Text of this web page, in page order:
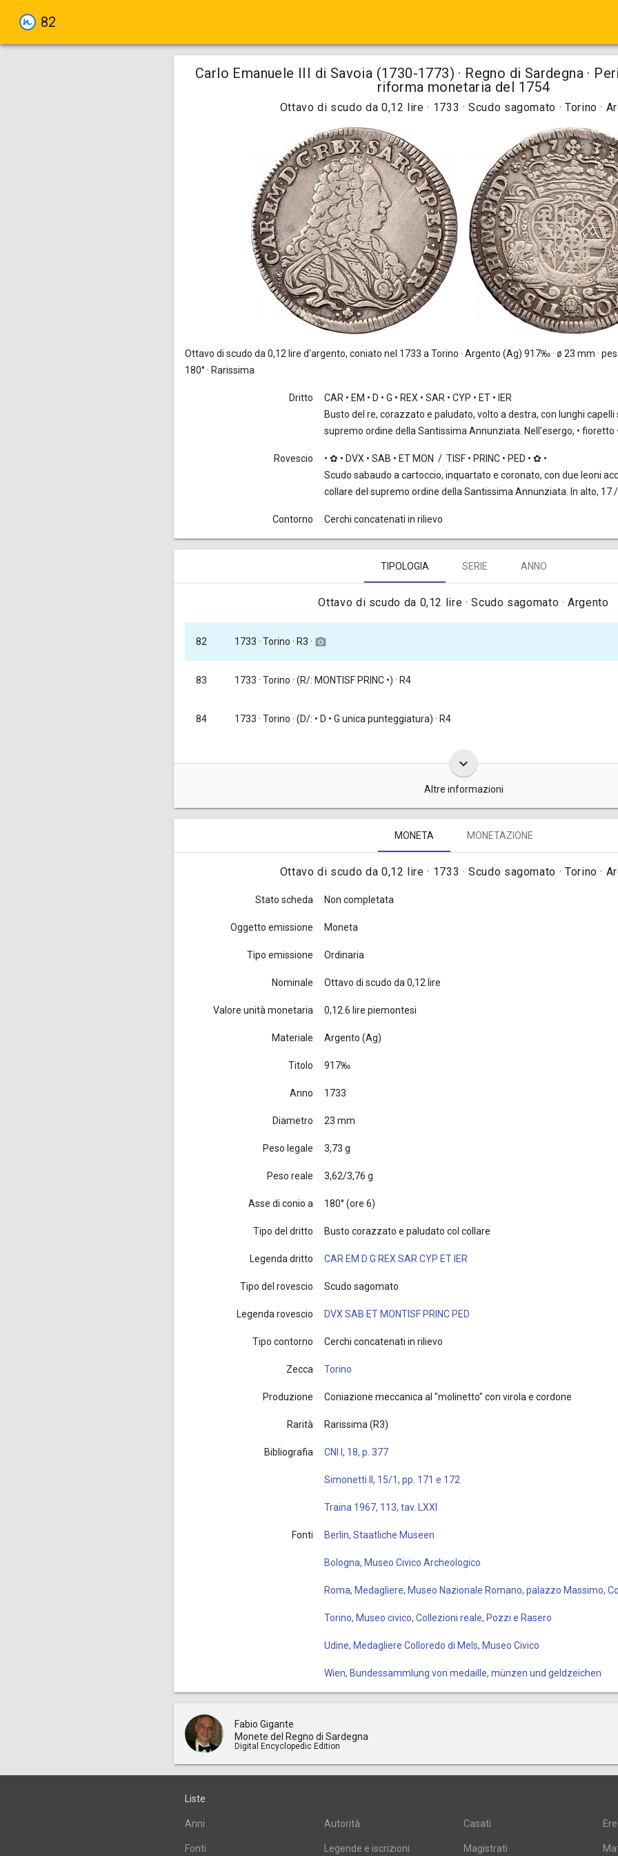
82
Carlo Emanuele III di Savoia (1730-1773) · Regno di Sardegna ·
riforma monetaria del 1754
Ottavo di scudo da 0,12 lire · 1733 · Scudo sagomato · Torino ·
Ottavo di scudo da 0,12 lire d'argento, coniato nel 1733 a Torino · Argento (Ag) 917‰ · ø 23 mm ·
180° · Rarissima
Dritto
CAR • EM • D • G • REX • SAR • CYP • ET • IER
Busto del re, corazzato e paludato, volto a destra, con lunghi capelli
supremo ordine della Santissima Annunziata. Nell'esergo, • fioretto
Rovescio
• ✿ • DVX • SAB • ET MON / TISF • PRINC • PED • ✿ •
Scudo sabaudo a cartoccio, inquartato e coronato, con due leoni
collare del supremo ordine della Santissima Annunziata. In alto, 17 /
Contorno Cerchi concatenati in rilievo
TIPOLOGIA SERIE ANNO
Ottavo di scudo da 0,12 lire · Scudo sagomato · Argento
82 1733 · Torino · R3 · camera_alt
83 1733 · Torino · (R/: MONTISF PRINC •) · R4
84 1733 · Torino · (D/: • D • G unica punteggiatura) · R4
keyboard_arrow_down
Altre informazioni
Queste monete da un ottavo di scudo vecchio d'argento da 0,12 lire furono coniate nel 1733,
Traina 1967, tav. LXXII, nota dopo il n. 113b].
MONETA MONETAZIONE
Ottavo di scudo da 0,12 lire · 1733 · Scudo sagomato · Torino ·
Stato scheda Non completata
Oggetto emissione Moneta
Tipo emissione Ordinaria
Nominale Ottavo di scudo da 0,12 lire
Valore unità monetaria 0,12.6 lire piemontesi
Materiale Argento (Ag)
Titolo 917‰
Anno 1733
Diametro 23 mm
Peso legale 3,73 g
Peso reale 3,62/3,76 g
Asse di conio a 180° (ore 6)
Tipo del dritto Busto corazzato e paludato col collare
Legenda dritto CAR EM D G REX SAR CYP ET IER
Tipo del rovescio Scudo sagomato
Legenda rovescio DVX SAB ET MONTISF PRINC PED
Tipo contorno Cerchi concatenati in rilievo
Zecca Torino
Produzione Coniazione meccanica al "molinetto" con virola e cordone
Rarità Rarissima (R3)
Bibliografia CNI I, 18, p. 377
Simonetti II, 15/1, pp. 171 e 172
Traina 1967, 113, tav. LXXI
Fonti Berlin, Staatliche Museen
Bologna, Museo Civico Archeologico
Roma, Medagliere, Museo Nazionale Romano, palazzo Massimo,
Torino, Museo civico, Collezioni reale, Pozzi e Rasero
Udine, Medagliere Colloredo di Mels, Museo Civico
Wien, Bundessammlung von medaille, münzen und geldzeichen
Fabio Gigante
Monete del Regno di Sardegna
Digital Encyclopedic Edition
Liste
Anni Autorità Casati Ere
Fonti Legende e iscrizioni Magistrati